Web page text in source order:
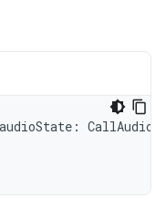
audioState :